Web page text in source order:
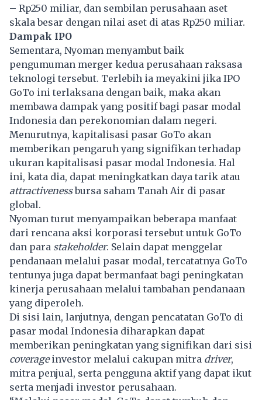
– Rp250 miliar, dan sembilan perusahaan aset
skala besar dengan nilai aset di atas Rp250 miliar.
Dampak IPO
Sementara, Nyoman menyambut baik
pengumuman merger kedua perusahaan raksasa
teknologi tersebut. Terlebih ia meyakini jika IPO
GoTo ini terlaksana dengan baik, maka akan
membawa dampak yang positif bagi pasar modal
Indonesia dan perekonomian dalam negeri.
Menurutnya, kapitalisasi pasar GoTo akan
memberikan pengaruh yang signifikan terhadap
ukuran kapitalisasi pasar modal Indonesia. Hal
ini, kata dia, dapat meningkatkan daya tarik atau
attractivenessbursa saham Tanah Air di pasar
global.
Nyoman turut menyampaikan beberapa manfaat
dari rencana aksi korporasi tersebut untuk GoTo
dan para stakeholder. Selain dapat menggelar
pendanaan melalui pasar modal, tercatatnya GoTo
tentunya juga dapat bermanfaat bagi peningkatan
kinerja perusahaan melalui tambahan pendanaan
yang diperoleh.
Di sisi lain, lanjutnya, dengan pencatatan GoTo di
pasar modal Indonesia diharapkan dapat
memberikan peningkatan yang signifikan dari sisi
coverageinvestor melalui cakupan mitra driver,
mitra penjual, serta pengguna aktif yang dapat ikut
serta menjadi investor perusahaan.